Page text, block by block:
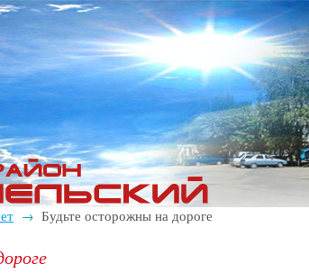
→ Будьте осторожны на дороге